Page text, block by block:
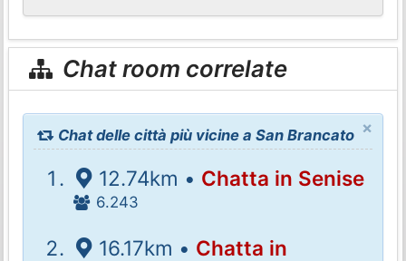
Chat room correlate
×
Chat delle città più vicine a San Brancato
12.74km • Chatta in Senise
6.243
16.17km • Chatta in